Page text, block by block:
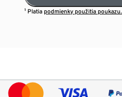
¹ Platia podmienky použitia poukazu.